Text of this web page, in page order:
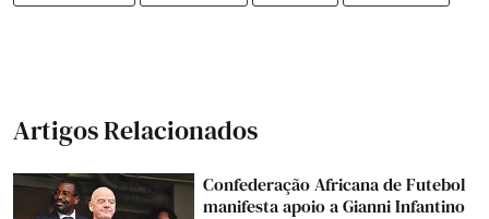
Artigos Relacionados
Confederação Africana de Futebol
manifesta apoio a Gianni Infantino